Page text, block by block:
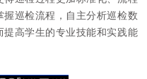
巡检流程，自主分析巡检数
高学生的专业技能和实践能